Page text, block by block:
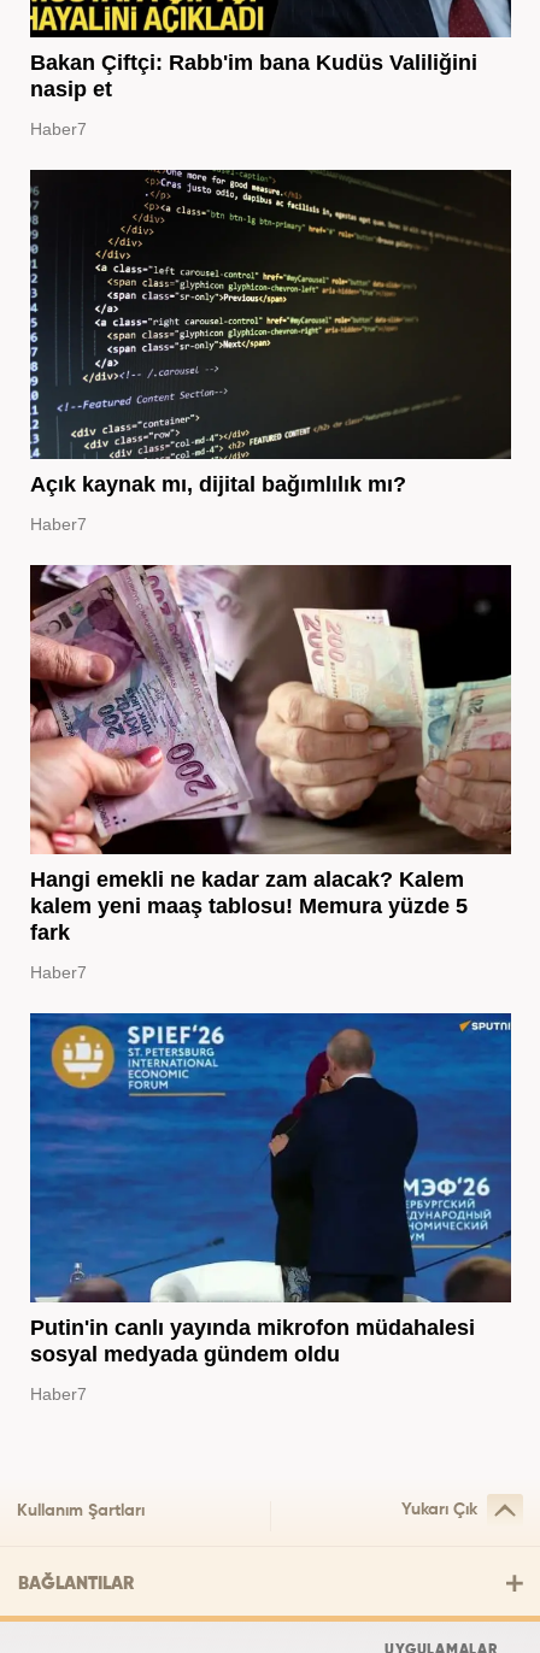
Bakan Çiftçi: Rabb'im bana Kudüs Valiliğini
nasip et
Haber7
Açık kaynak mı, dijital bağımlılık mı?
Haber7
Hangi emekli ne kadar zam alacak? Kalem
kalem yeni maaş tablosu! Memura yüzde 5
fark
Haber7
Putin'in canlı yayında mikrofon müdahalesi
sosyal medyada gündem oldu
Haber7
Kullanım Şartları Yukarı Çık
BAĞLANTILAR